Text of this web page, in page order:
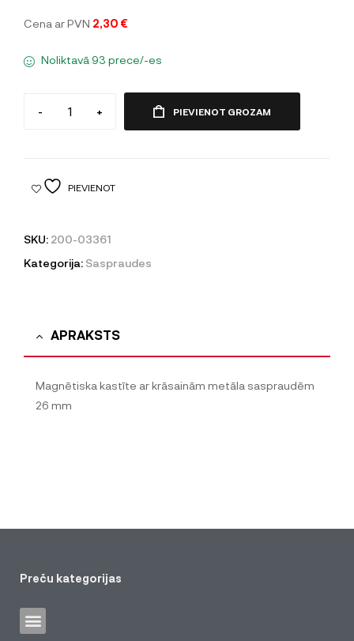
Cena ar PVN 2,30 €
Noliktavā 93 prece/-es
- + PIEVIENOT GROZAM
PIEVIENOT
SKU: 200-03361
Kategorija: Saspraudes
APRAKSTS
Magnētiska kastīte ar krāsainām metāla saspraudēm
26 mm
Preču kategorijas